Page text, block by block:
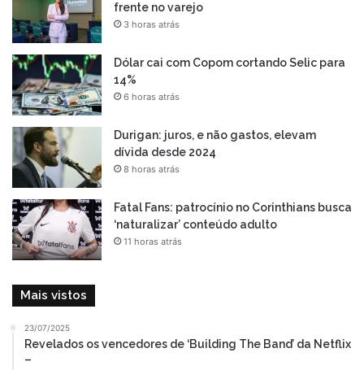
frente no varejo
3 horas atrás
Dólar cai com Copom cortando Selic para
14%
6 horas atrás
Durigan: juros, e não gastos, elevam
dívida desde 2024
8 horas atrás
Fatal Fans: patrocínio no Corinthians busca
‘naturalizar’ conteúdo adulto
11 horas atrás
Mais vistos
23/07/2025
Revelados os vencedores de ‘Building The Band’ da Netflix
–